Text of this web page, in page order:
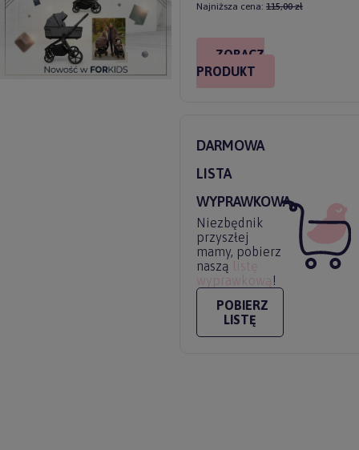
Najniższa cena: 115,00 zł
ZOBACZ
PRODUKT
DARMOWA
LISTA
WYPRAWKOWA
Niezbędnik
przyszłej
mamy, pobierz
naszą
listę
wyprawkową !
POBIERZ
LISTĘ